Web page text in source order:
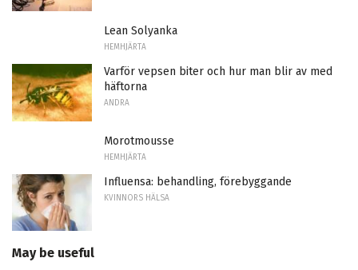
Lean Solyanka
HEMHJÄRTA
Varför vepsen biter och hur man blir av med
häftorna
ANDRA
Morotmousse
HEMHJÄRTA
Influensa: behandling, förebyggande
KVINNORS HÄLSA
May be useful